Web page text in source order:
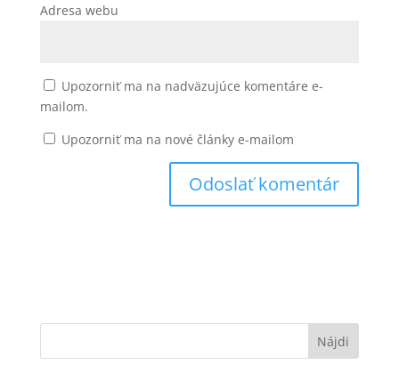
Adresa webu
Upozorniť ma na nadväzujúce komentáre e-
mailom.
Upozorniť ma na nové články e-mailom